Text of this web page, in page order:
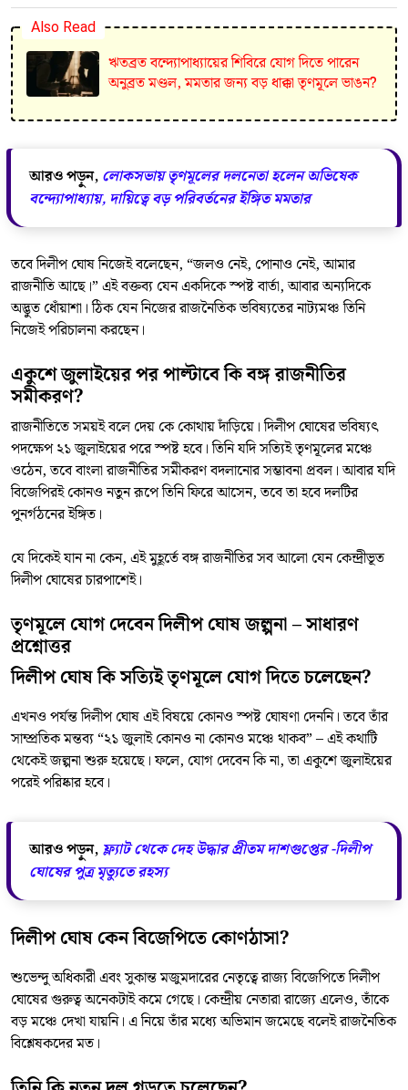
Also Read
ঋতব্রত বন্দ্যোপাধ্যায়ের শিবিরে যোগ দিতে পারেন
অনুব্রত মণ্ডল, মমতার জন্য বড় ধাক্কা তৃণমূলে ভাঙন?
আরও পড়ুন, লোকসভায় তৃণমূলের দলনেতা হলেন অভিষেক
বন্দ্যোপাধ্যায়, দায়িত্বে বড় পরিবর্তনের ইঙ্গিত মমতার
তবে দিলীপ ঘোষ নিজেই বলেছেন, “জলও নেই, পোনাও নেই, আমার
রাজনীতি আছে।” এই বক্তব্য যেন একদিকে স্পষ্ট বার্তা, আবার অন্যদিকে
অদ্ভুত ধোঁয়াশা। ঠিক যেন নিজের রাজনৈতিক ভবিষ্যতের নাট্যমঞ্চ তিনি
নিজেই পরিচালনা করছেন।
একুশে জুলাইয়ের পর পাল্টাবে কি বঙ্গ রাজনীতির
সমীকরণ?
রাজনীতিতে সময়ই বলে দেয় কে কোথায় দাঁড়িয়ে। দিলীপ ঘোষের ভবিষ্যৎ
পদক্ষেপ ২১ জুলাইয়ের পরে স্পষ্ট হবে। তিনি যদি সত্যিই তৃণমূলের মঞ্চে
ওঠেন, তবে বাংলা রাজনীতির সমীকরণ বদলানোর সম্ভাবনা প্রবল। আবার যদি
বিজেপিরই কোনও নতুন রূপে তিনি ফিরে আসেন, তবে তা হবে দলটির
পুনর্গঠনের ইঙ্গিত।
যে দিকেই যান না কেন, এই মুহূর্তে বঙ্গ রাজনীতির সব আলো যেন কেন্দ্রীভূত
দিলীপ ঘোষের চারপাশেই।
তৃণমূলে যোগ দেবেন দিলীপ ঘোষ জল্পনা – সাধারণ
প্রশ্নোত্তর
দিলীপ ঘোষ কি সত্যিই তৃণমূলে যোগ দিতে চলেছেন?
এখনও পর্যন্ত দিলীপ ঘোষ এই বিষয়ে কোনও স্পষ্ট ঘোষণা দেননি। তবে তাঁর
সাম্প্রতিক মন্তব্য “২১ জুলাই কোনও না কোনও মঞ্চে থাকব” – এই কথাটি
থেকেই জল্পনা শুরু হয়েছে। ফলে, যোগ দেবেন কি না, তা একুশে জুলাইয়ের
পরেই পরিষ্কার হবে।
আরও পড়ুন, ফ্ল্যাট থেকে দেহ উদ্ধার প্রীতম দাশগুপ্তের -দিলীপ
ঘোষের পুত্র মৃত্যুতে রহস্য
দিলীপ ঘোষ কেন বিজেপিতে কোণঠাসা?
শুভেন্দু অধিকারী এবং সুকান্ত মজুমদারের নেতৃত্বে রাজ্য বিজেপিতে দিলীপ
ঘোষের গুরুত্ব অনেকটাই কমে গেছে। কেন্দ্রীয় নেতারা রাজ্যে এলেও, তাঁকে
বড় মঞ্চে দেখা যায়নি। এ নিয়ে তাঁর মধ্যে অভিমান জমেছে বলেই রাজনৈতিক
বিশ্লেষকদের মত।